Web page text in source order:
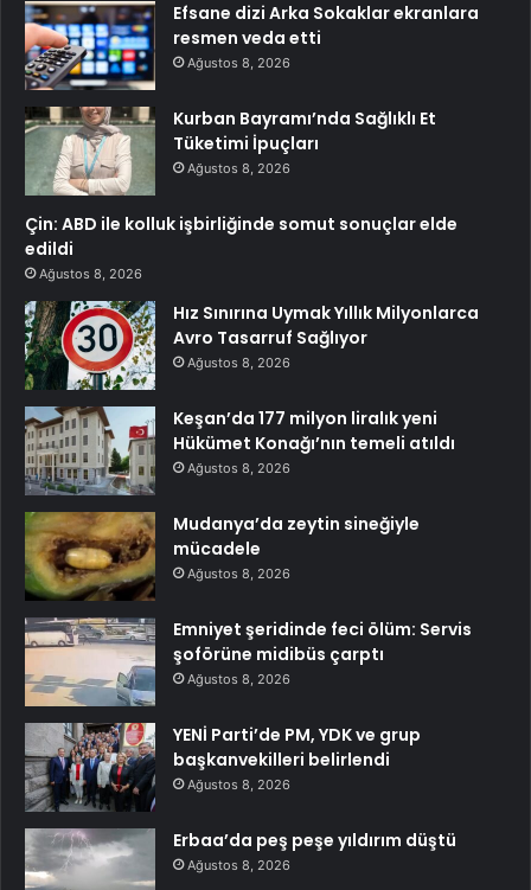
Efsane dizi Arka Sokaklar ekranlara
resmen veda etti
Ağustos 8, 2026
Kurban Bayramı’nda Sağlıklı Et
Tüketimi İpuçları
Ağustos 8, 2026
Çin: ABD ile kolluk işbirliğinde somut sonuçlar elde
edildi
Ağustos 8, 2026
Hız Sınırına Uymak Yıllık Milyonlarca
Avro Tasarruf Sağlıyor
Ağustos 8, 2026
Keşan’da 177 milyon liralık yeni
Hükümet Konağı’nın temeli atıldı
Ağustos 8, 2026
Mudanya’da zeytin sineğiyle
mücadele
Ağustos 8, 2026
Emniyet şeridinde feci ölüm: Servis
şoförüne midibüs çarptı
Ağustos 8, 2026
YENİ Parti’de PM, YDK ve grup
başkanvekilleri belirlendi
Ağustos 8, 2026
Erbaa’da peş peşe yıldırım düştü
Ağustos 8, 2026